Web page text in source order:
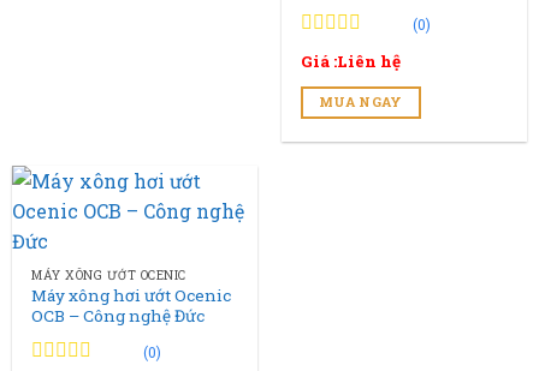
trên
5
đánh
(0)
Giá :Liên hệ
MUA NGAY
MÁY XÔNG ƯỚT OCENIC
Máy xông hơi ướt Ocenic
OCB – Công nghệ Đức
(0)